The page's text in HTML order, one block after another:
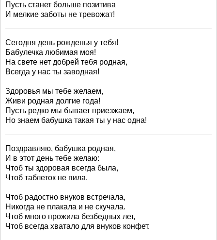
Пусть станет больше позитива
И мелкие заботы не тревожат!
Сегодня день рожденья у тебя!
Бабулечка любимая моя!
На свете нет добрей тебя родная,
Всегда у нас ты заводная!
Здоровья мы тебе желаем,
Живи родная долгие года!
Пусть редко мы бывает приезжаем,
Но знаем бабушка такая ты у нас одна!
Поздравляю, бабушка родная,
И в этот день тебе желаю:
Чтоб ты здоровая всегда была,
Чтоб таблеток не пила.
Чтоб радостно внуков встречала,
Никогда не плакала и не скучала.
Чтоб много прожила безбедных лет,
Чтоб всегда хватало для внуков конфет.